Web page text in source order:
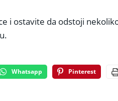
i ostavite da odstoji
Whatsapp Pinterest